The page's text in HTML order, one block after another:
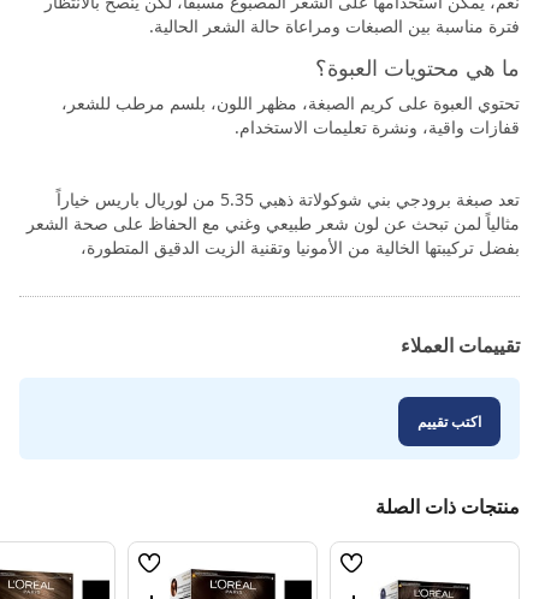
فترة مناسبة بين الصبغات ومراعاة حالة الشعر الحالية.
ما هي محتويات العبوة؟
تحتوي العبوة على كريم الصبغة، مظهر اللون، بلسم مرطب للشعر،
قفازات واقية، ونشرة تعليمات الاستخدام.
تعد صبغة برودجي بني شوكولاتة ذهبي 5.35 من لوريال باريس خياراً
مثالياً لمن تبحث عن لون شعر طبيعي وغني مع الحفاظ على صحة الشعر
بفضل تركيبتها الخالية من الأمونيا وتقنية الزيت الدقيق المتطورة،
تقييمات العملاء
اكتب تقييم
منتجات ذات الصلة
قائمة
قائمة